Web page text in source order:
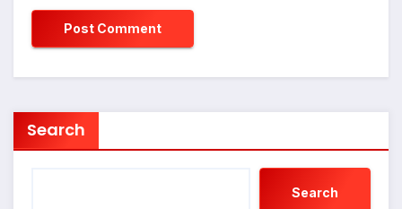
Search
Search